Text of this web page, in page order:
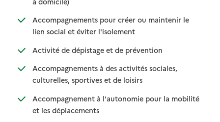
Accompagnements pour créer ou maintenir le
lien social et éviter l'isolement: disponible
: non disponible
Activité de dépistage et de prévention: disponible
: non disponible
Accompagnements à des activités sociales,
culturelles, sportives et de loisirs: disponible
: non disponible
Accompagnement à l'autonomie pour la mobilité
et les déplacements: disponible
: non disponible